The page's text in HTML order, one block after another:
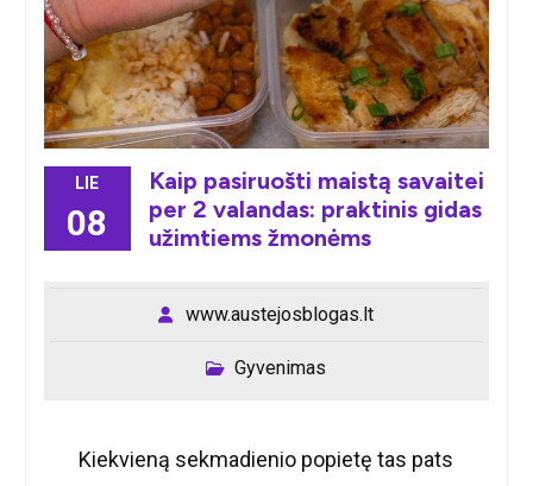
LIE
08
Kaip pasiruošti maistą savaitei
per 2 valandas: praktinis gidas
užimtiems žmonėms
www.austejosblogas.lt
Gyvenimas
Kiekvieną sekmadienio popietę tas pats